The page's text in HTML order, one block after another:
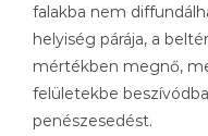
falakba nem
helyiség párája, a
mértékben megnő,
felületekbe
penészesedést.